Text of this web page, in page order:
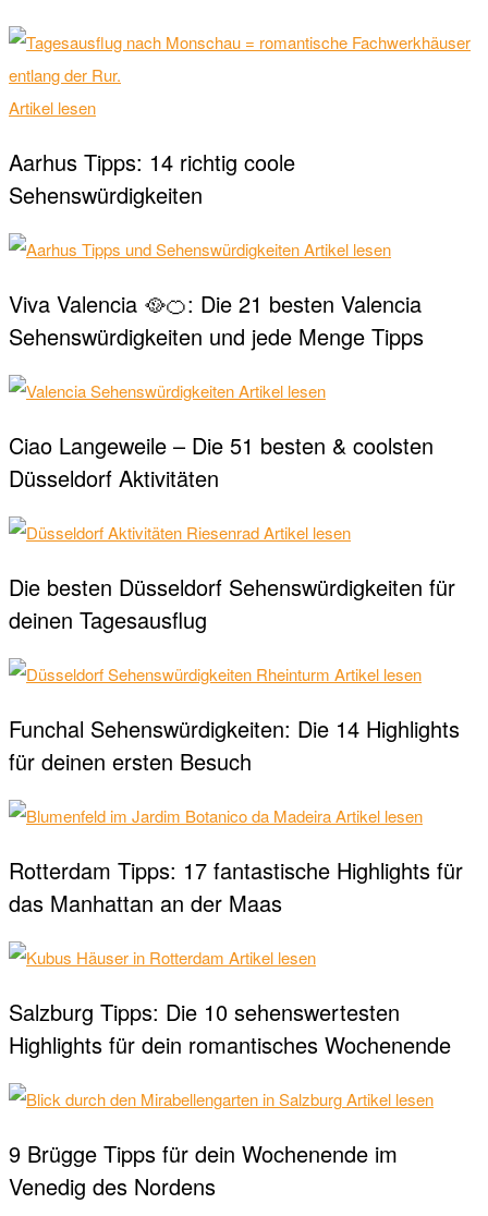
Artikel lesen
Aarhus Tipps: 14 richtig coole
Sehenswürdigkeiten
Artikel lesen
Viva Valencia 🥘🍊: Die 21 besten Valencia
Sehenswürdigkeiten und jede Menge Tipps
Artikel lesen
Ciao Langeweile – Die 51 besten & coolsten
Düsseldorf Aktivitäten
Artikel lesen
Die besten Düsseldorf Sehenswürdigkeiten für
deinen Tagesausflug
Artikel lesen
Funchal Sehenswürdigkeiten: Die 14 Highlights
für deinen ersten Besuch
Artikel lesen
Rotterdam Tipps: 17 fantastische Highlights für
das Manhattan an der Maas
Artikel lesen
Salzburg Tipps: Die 10 sehenswertesten
Highlights für dein romantisches Wochenende
Artikel lesen
9 Brügge Tipps für dein Wochenende im
Venedig des Nordens